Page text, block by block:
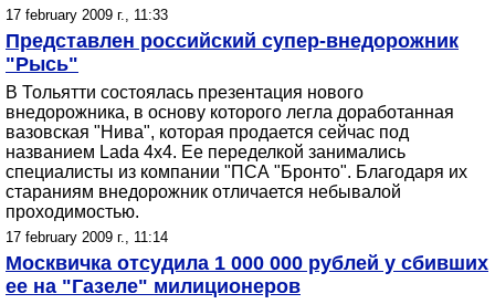
17 february 2009 г., 11:33
Представлен российский супер-внедорожник
"Рысь"
В Тольятти состоялась презентация нового
внедорожника, в основу которого легла доработанная
вазовская "Нива", которая продается сейчас под
названием Lada 4x4. Ее переделкой занимались
специалисты из компании "ПСА "Бронто". Благодаря их
стараниям внедорожник отличается небывалой
проходимостью.
17 february 2009 г., 11:14
Москвичка отсудила 1 000 000 рублей у сбивших
ее на "Газеле" милиционеров